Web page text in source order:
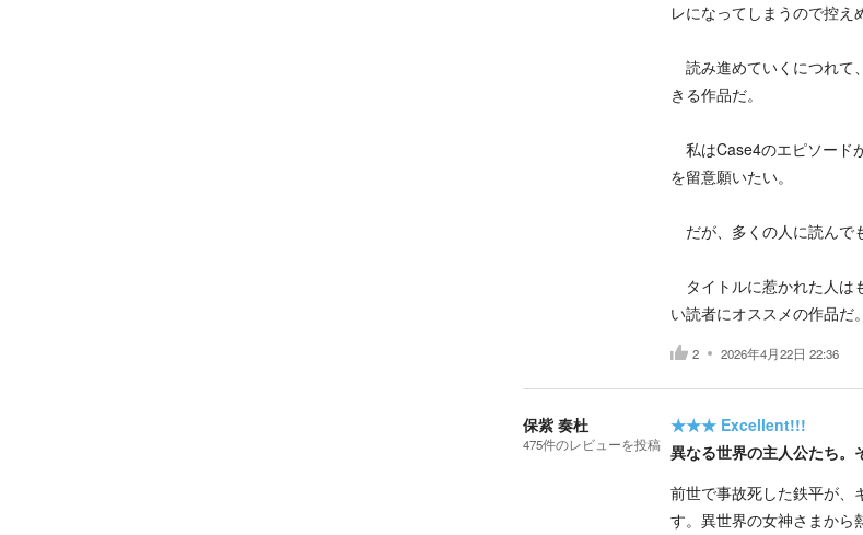
レになってしまうので控え
読み進めていくにつれて
きる作品だ。
私はCase4のエピソード
を留意願いたい。
だが、多くの人に読んで
タイトルに惹かれた人は
い読者にオススメの作品だ。
2 2026年4月22日 22:36
保紫 奏杜
475件のレビューを投稿
★★★ Excellent!!!
異なる世界の主人公たち。
前世で事故死した鉄平が、
す。異世界の女神さまから